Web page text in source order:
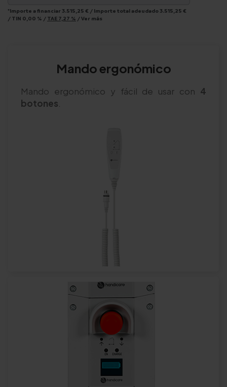
*Importe a financiar 3.515,25 € / Importe total adeudado 3.515,25 €
/ TIN 0,00 % / TAE 7,27 % /Ver más
Mando ergonómico
Mando ergonómico y fácil de usar con 4
botones